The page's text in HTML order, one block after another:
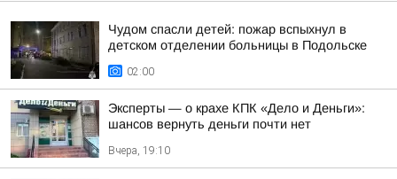
Чудом спасли детей: пожар вспыхнул в
детском отделении больницы в Подольске
02:00
Эксперты — о крахе КПК «Дело и Деньги»:
шансов вернуть деньги почти нет
Вчера, 19:10